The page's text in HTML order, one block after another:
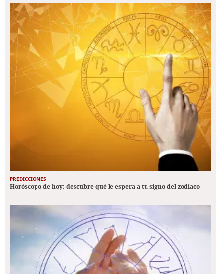
PREDICCIONES
Horóscopo de hoy: descubre qué le espera a tu signo del zodiaco